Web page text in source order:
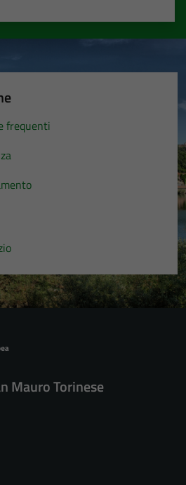
stelle su 5
su 5
5
frequenti
Mauro Torinese